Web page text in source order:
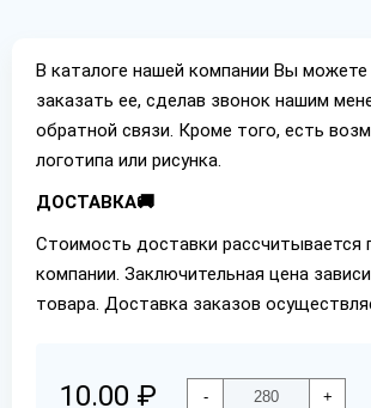
В каталоге нашей компании Вы
заказать ее, сделав звонок нашим
обратной связи. Кроме того, есть
логотипа или рисунка.
ДОСТАВКА🚚
Стоимость доставки
компании. Заключительная цена
товара. Доставка заказов
10.00 ₽ - +